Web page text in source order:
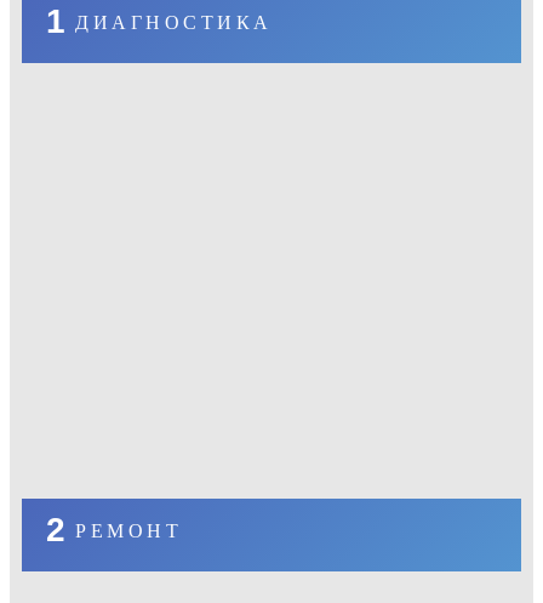
1 ДИАГНОСТИКА
2 РЕМОНТ